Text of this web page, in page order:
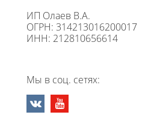
ИП Олаев В.А.
ОГРН: 314213016200017
ИНН: 212810656614
Мы в соц. сетях: